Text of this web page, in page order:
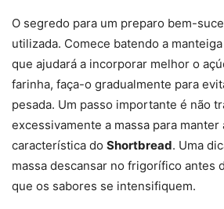
O segredo para um preparo bem-
utilizada. Comece batendo a
que ajudará a incorporar melhor o
farinha, faça-o gradualmente para
pesada. Um passo importante é não
excessivamente a massa para manter
característica do Shortbread. Uma
massa descansar no frigorífico antes
que os sabores se intensifiquem.